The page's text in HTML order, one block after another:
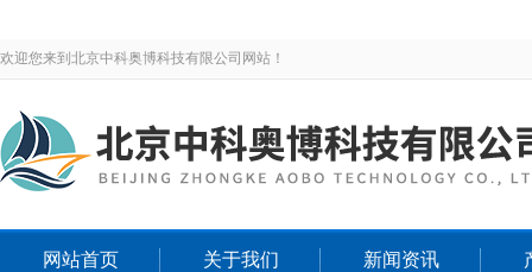
欢迎您来到北京中科奥博科技有限公司网站！
网站首页 关于我们 新闻资讯